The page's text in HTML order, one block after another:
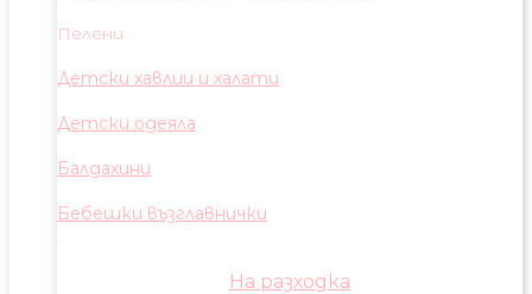
Пелени
Детски хавлии и халати
Детски одеяла
Балдахини
Бебешки възглавнички
На разходка